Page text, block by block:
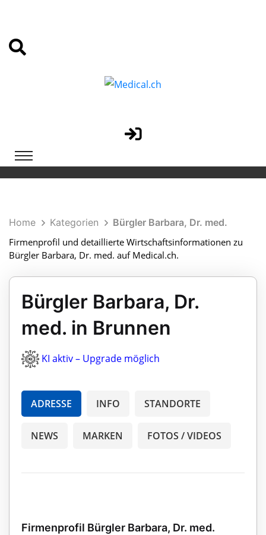
Home Kategorien
Bürgler Barbara, Dr. med.
Firmenprofil und detaillierte Wirtschaftsinformationen zu
Bürgler Barbara, Dr. med. auf Medical.ch.
Bürgler Barbara, Dr.
med. in Brunnen
KI aktiv – Upgrade möglich
ADRESSE INFO STANDORTE
NEWS MARKEN FOTOS / VIDEOS
Firmenprofil Bürgler Barbara, Dr. med.